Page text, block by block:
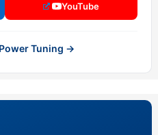
YouTube
Tuning →